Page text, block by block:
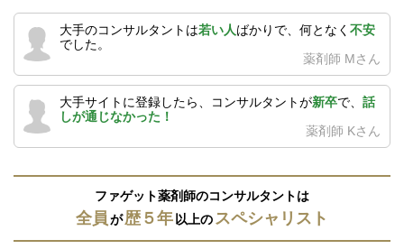
大手のコンサルタントは若い人ばかりで、何となく 不安
でした。
薬剤師 Mさん
大手サイトに登録したら、コンサルタントが新卒で、 話
しが通じなかった！
薬剤師 Kさん
ファゲット薬剤師のコンサルタントは
全員が歴５年 以上の スペシャリスト